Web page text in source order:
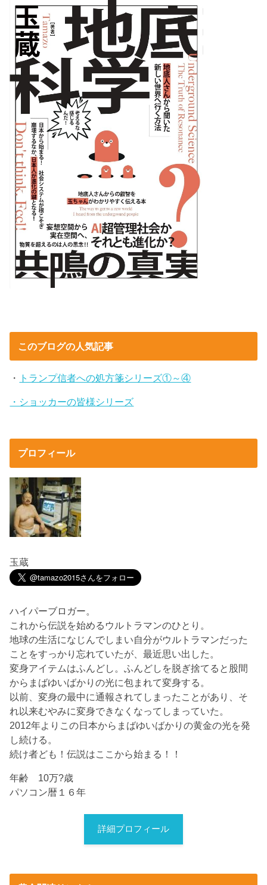
このブログの人気記事
・ トランプ信者への処方箋シリーズ①～④
・ショッカーの皆様シリーズ
プロフィール
玉蔵
ハイパーブロガー。
これから伝説を始めるウルトラマンのひとり。
地球の生活になじんでしまい自分がウルトラマンだった
ことをすっかり忘れていたが、最近思い出した。
変身アイテムはふんどし。ふんどしを脱ぎ捨てると股間
からまばゆいばかりの光に包まれて変身する。
以前、変身の最中に通報されてしまったことがあり、そ
れ以来むやみに変身できなくなってしまっていた。
2012年よりこの日本からまばゆいばかりの黄金の光を発
し続ける。
続け者ども！伝説はここから始まる！！
年齢 10万?歳
パソコン暦１６年
詳細プロフィール